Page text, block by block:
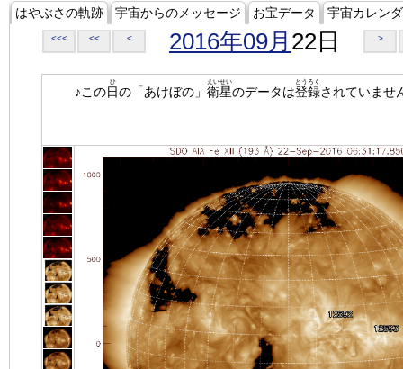
はやぶさの軌跡 宇宙からのメッセージ お宝データ 宇宙カレン
<<< << < 2016年09月 22日 >
♪この日
ひ
の「あけぼの」 衛星
えいせい
のデータは登録
とうろく
されていませ